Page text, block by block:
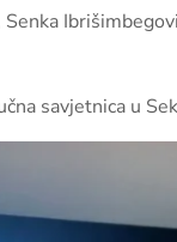
savjetnica u